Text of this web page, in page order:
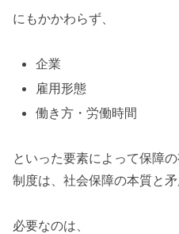
にもかかわらず、
企業
雇用形態
働き方・労働時間
といった要素によって保障
制度は、社会保障の本質と矛
必要なのは、